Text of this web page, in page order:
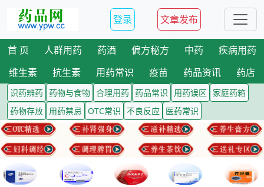
登录 文章发布
首 页 人群用药 药酒 偏方秘方 中药
疾病用药
维生素
抗生素 用药常识 疫苗 药品资讯 药店
识药辨药 药物与食物 合理用药 药品常识 用药误区
家庭药箱
药物存放 用药禁忌 OTC常识 不良反应 医药常识